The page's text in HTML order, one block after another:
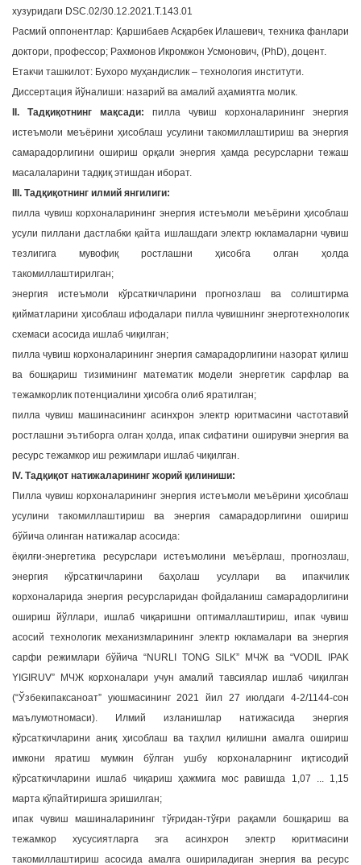
хузуридаги DSC.02/30.12.2021.T.143.01
Расмий оппонентлар: Қаршибаев Асқарбек Илашевич, техника фанлари
доктори, профессор; Рахмонов Икромжон Усмонович, (PhD), доцент.
Етакчи ташкилот: Бухоро муҳандислик – технология институти.
Диссертация йўналиши: назарий ва амалий аҳамиятга молик.
II. Тадқиқотнинг мақсади: пилла чувиш корхоналарининг энергия
истеъмоли меъёрини ҳисоблаш усулини такомиллаштириш ва энергия
самарадорлигини ошириш орқали энергия ҳамда ресурсларни тежаш
масалаларини тадқиқ этишдан иборат.
III. Тадқиқотнинг илмий янгилиги:
пилла чувиш корхоналарининг энергия истеъмоли меъёрини ҳисоблаш
усули пиллани дастлабки қайта ишлашдаги электр юкламаларни чувиш
тезлигига мувофиқ ростлашни ҳисобга олган ҳолда
такомиллаштирилган;
энергия истеъмоли кўрсаткичларини прогнозлаш ва солиштирма
қийматларини ҳисоблаш ифодалари пилла чувишнинг энерготехнологик
схемаси асосида ишлаб чиқилган;
пилла чувиш корхоналарининг энергия самарадорлигини назорат қилиш
ва бошқариш тизимининг математик модели энергетик сарфлар ва
тежамкорлик потенциалини ҳисобга олиб яратилган;
пилла чувиш машинасининг асинхрон электр юритмасини частотавий
ростлашни эътиборга олган ҳолда, ипак сифатини оширувчи энергия ва
ресурс тежамкор иш режимлари ишлаб чиқилган.
IV. Тадқиқот натижаларининг жорий қилиниши:
Пилла чувиш корхоналарининг энергия истеъмоли меъёрини ҳисоблаш
усулини такомиллаштириш ва энергия самарадорлигини ошириш
бўйича олинган натижалар асосида:
ёқилғи-энергетика ресурслари истеъмолини меъёрлаш, прогнозлаш,
энергия кўрсаткичларини баҳолаш усуллари ва ипакчилик
корхоналарида энергия ресурсларидан фойдаланиш самарадорлигини
ошириш йўллари, ишлаб чиқаришни оптималлаштириш, ипак чувиш
асосий технологик механизмларининг электр юкламалари ва энергия
сарфи режимлари бўйича “NURLI TONG SILK” МЧЖ ва “VODIL IPAK
YIGIRUV” МЧЖ корхоналари учун амалий тавсиялар ишлаб чиқилган
(“Ўзбекипаксаноат” уюшмасининг 2021 йил 27 июлдаги 4-2/1144-сон
маълумотномаси). Илмий изланишлар натижасида энергия
кўрсаткичларини аниқ ҳисоблаш ва таҳлил қилишни амалга ошириш
имкони яратиш мумкин бўлган ушбу корхоналарнинг иқтисодий
кўрсаткичларини ишлаб чиқариш ҳажмига мос равишда 1,07 ... 1,15
марта кўпайтиришга эришилган;
ипак чувиш машиналарининг тўғридан-тўғри рақамли бошқариш ва
тежамкор хусусиятларга эга асинхрон электр юритмасини
такомиллаштириш асосида амалга ошириладиган энергия ва ресурс